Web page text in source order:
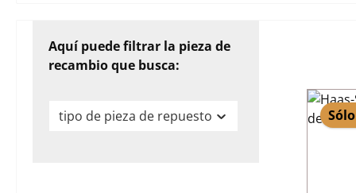
Aquí puede filtrar la pieza de
recambio que busca:
tipo de pieza de repuesto